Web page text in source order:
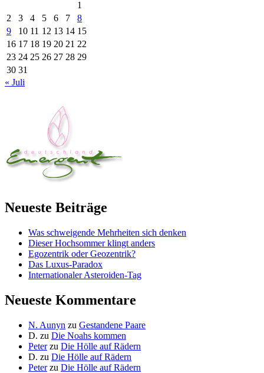
1
2
3 4 5 6 7
8
9
10 11 12 13 14 15
16 17 18 19 20 21 22
23 24 25 26 27 28 29
30 31
« Juli
Neueste Beiträge
Was schweigende Mehrheiten sich denken
Dieser Hochsommer klingt anders
Egozentrik oder Geozentrik?
Das Luxus-Paradox
Internationaler Asteroiden-Tag
Neueste Kommentare
N. Aunyn zu Gestandene Paare
D. zu Die Noahs kommen
Peterzu Die Hölle auf Rädern
D. zu Die Hölle auf Rädern
Peterzu Die Hölle auf Rädern